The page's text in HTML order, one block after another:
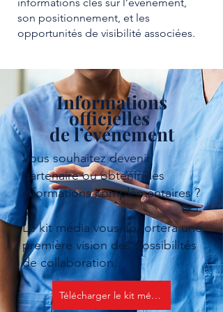
son positionnement, et les
opportunités de visibilité associées.
Informations
officielles
de l’événement
Vous souhaitez devenir
partenaire ou obtenir des
informations complémentaires ?
Le kit média vous apportera une
première vision des possibilités
de collaboration.
Télécharger le kit média